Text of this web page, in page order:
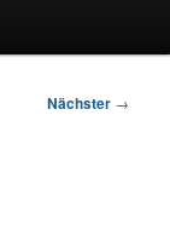
Nächster →